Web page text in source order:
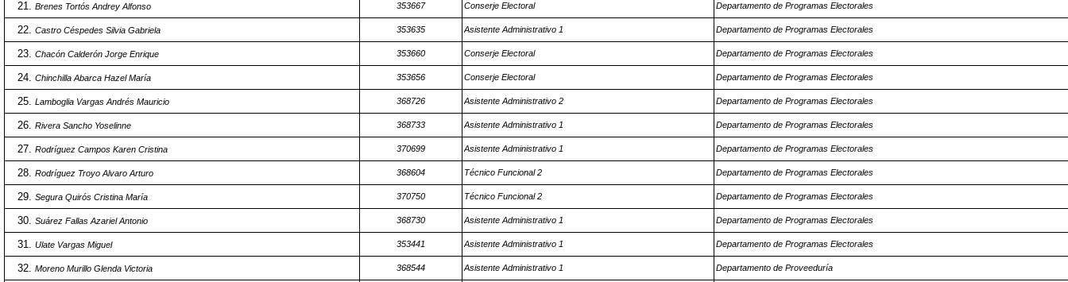
Brenes Tortós Andrey Alfonso 353667 Conserje Electoral Departamento de Programas Electorales
Castro Céspedes Silvia Gabriela 353635 Asistente Administrativo 1 Departamento de Programas Electorales
Chacón Calderón Jorge Enrique 353660 Conserje Electoral Departamento de Programas Electorales
Chinchilla Abarca Hazel María 353656 Conserje Electoral Departamento de Programas Electorales
Lamboglia Vargas Andrés Mauricio 368726 Asistente Administrativo 2 Departamento de Programas Electorales
Rivera Sancho Yoselinne 368733 Asistente Administrativo 1 Departamento de Programas Electorales
Rodríguez Campos Karen Cristina 370699 Asistente Administrativo 1 Departamento de Programas Electorales
Rodríguez Troyo Alvaro Arturo 368604 Técnico Funcional 2 Departamento de Programas Electorales
Segura Quirós Cristina María 370750 Técnico Funcional 2 Departamento de Programas Electorales
Suárez Fallas Azariel Antonio 368730 Asistente Administrativo 1 Departamento de Programas Electorales
Ulate Vargas Miguel 353441 Asistente Administrativo 1 Departamento de Programas Electorales
Moreno Murillo Glenda Victoria 368544 Asistente Administrativo 1 Departamento de Proveeduría